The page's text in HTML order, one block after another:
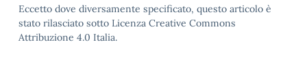
Eccetto dove diversamente specificato, questo articolo è
stato rilasciato sotto Licenza Creative Commons
Attribuzione 4.0 Italia.